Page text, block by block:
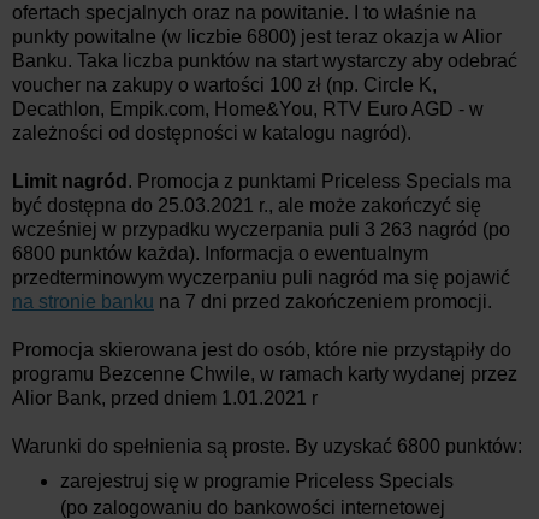
ofertach specjalnych oraz na powitanie. I to właśnie na
punkty powitalne (w liczbie 6800) jest teraz okazja w Alior
Banku. Taka liczba punktów na start wystarczy aby odebrać
voucher na zakupy o wartości 100 zł (np. Circle K,
Decathlon, Empik.com, Home&You, RTV Euro AGD - w
zależności od dostępności w katalogu nagród).
Limit nagród . Promocja z punktami Priceless Specials ma
być dostępna do 25.03.2021 r., ale może zakończyć się
wcześniej w przypadku wyczerpania puli 3 263 nagród (po
6800 punktów każda). Informacja o ewentualnym
przedterminowym wyczerpaniu puli nagród ma się pojawić
na stronie banku na 7 dni przed zakończeniem promocji.
Promocja skierowana jest do osób, które nie przystąpiły do
programu Bezcenne Chwile, w ramach karty wydanej przez
Alior Bank, przed dniem 1.01.2021 r
Warunki do spełnienia są proste. By uzyskać 6800 punktów:
zarejestruj się w programie Priceless Specials
(po zalogowaniu do bankowości internetowej